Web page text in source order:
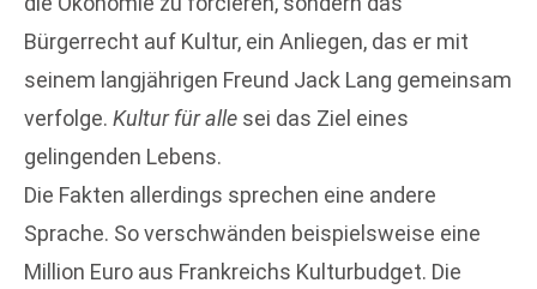
Bürgerrecht auf Kultur, ein Anliegen, das er mit
seinem langjährigen Freund Jack Lang gemeinsam
verfolge. Kultur für alle sei das Ziel eines
gelingenden Lebens.
Die Fakten allerdings sprechen eine andere
Sprache. So verschwänden beispielsweise eine
Million Euro aus Frankreichs Kulturbudget. Die